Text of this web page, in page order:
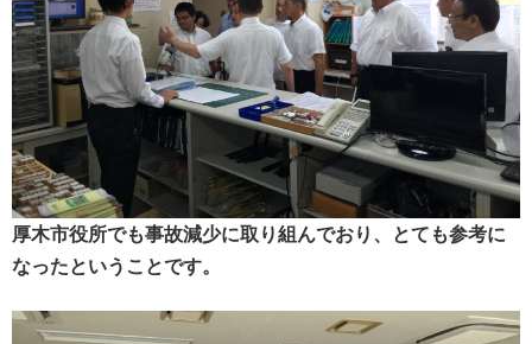
厚木市役所でも事故減少に取り組んでおり、とても参考に
なったということです。